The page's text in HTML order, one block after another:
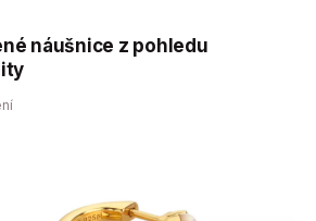
náušnice z pohledu